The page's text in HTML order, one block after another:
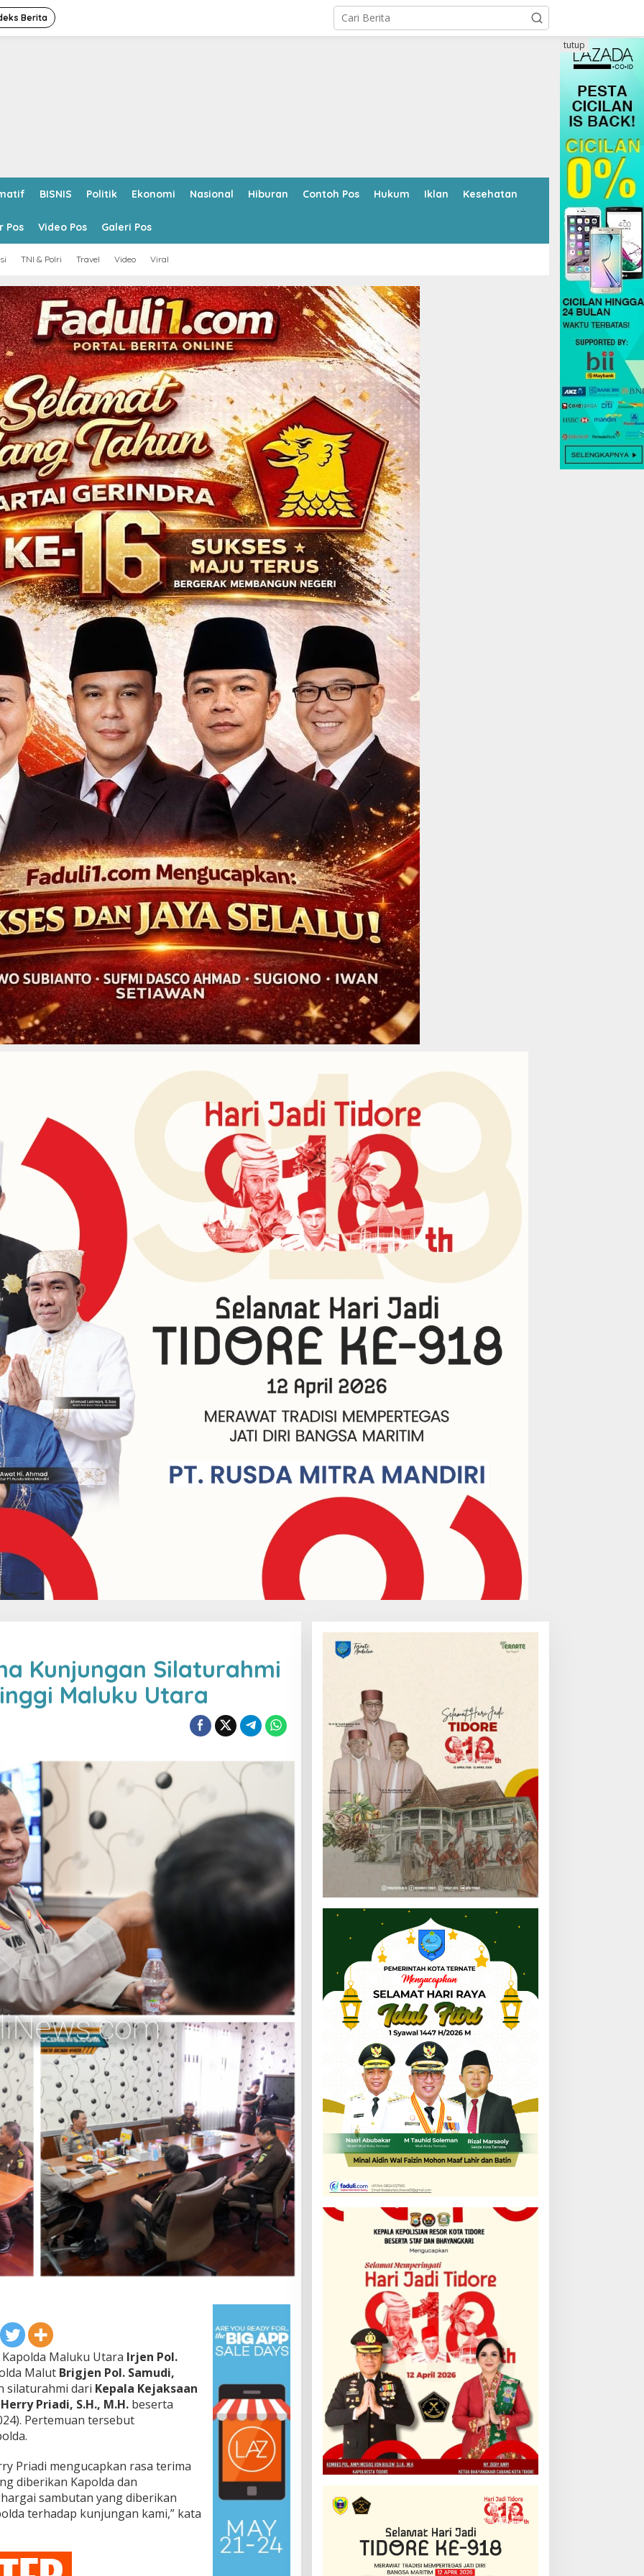
Berita
BISNIS Politik Ekonomi Nasional Hiburan Contoh Pos Hukum Iklan Kesehatan
Pos Video Pos Galeri Pos
TNI & Polri Travel Video Viral
tutup
Kunjungan Silaturahmi
Maluku Utara
Maluku Utara Irjen Pol.
Malut Brigjen Pol. Samudi,
silaturahmi dari Kepala Kejaksaan
Priadi, S.H., M.H.beserta
Pertemuan tersebut
Priadi mengucapkan rasa terima
diberikan Kapolda dan
sambutan yang diberikan
terhadap kunjungan kami,” kata